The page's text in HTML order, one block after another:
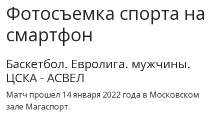
Фотосъемка спорта на
смартфон
Баскетбол. Евролига. мужчины.
ЦСКА - АСВЕЛ
Матч прошел 14 января 2022 года в Московском
зале Магаспорт.